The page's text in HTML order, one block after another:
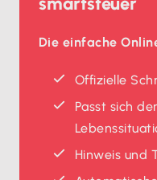
Die einfache
Offizielle
Passt sich
Hinweis und